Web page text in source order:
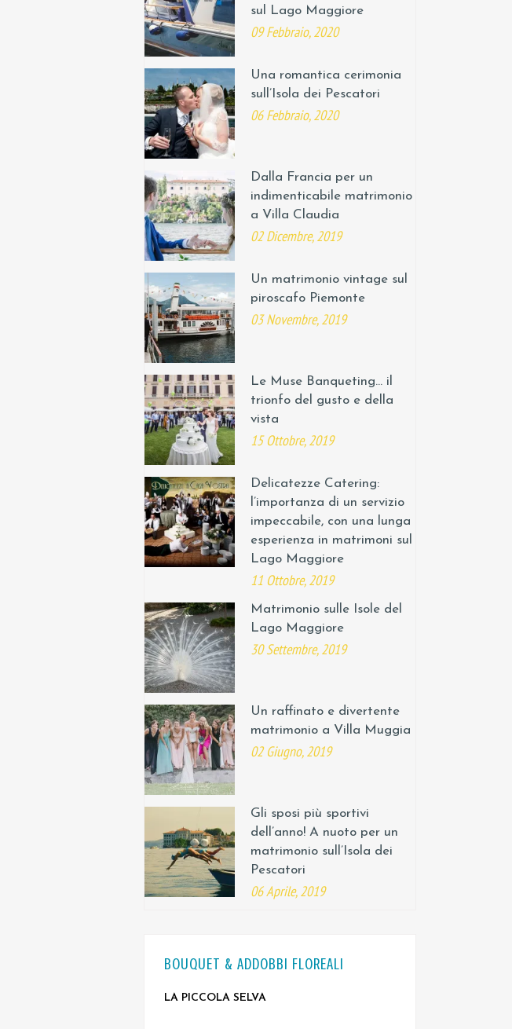
sul Lago Maggiore
09 Febbraio, 2020
Una romantica cerimonia
sull’Isola dei Pescatori
06 Febbraio, 2020
Dalla Francia per un
indimenticabile matrimonio
a Villa Claudia
02 Dicembre, 2019
Un matrimonio vintage sul
piroscafo Piemonte
03 Novembre, 2019
Le Muse Banqueting… il
trionfo del gusto e della
vista
15 Ottobre, 2019
Delicatezze Catering:
l’importanza di un servizio
impeccabile, con una lunga
esperienza in matrimoni sul
Lago Maggiore
11 Ottobre, 2019
Matrimonio sulle Isole del
Lago Maggiore
30 Settembre, 2019
Un raffinato e divertente
matrimonio a Villa Muggia
02 Giugno, 2019
Gli sposi più sportivi
dell’anno! A nuoto per un
matrimonio sull’Isola dei
Pescatori
06 Aprile, 2019
BOUQUET & ADDOBBI FLOREALI
LA PICCOLA SELVA